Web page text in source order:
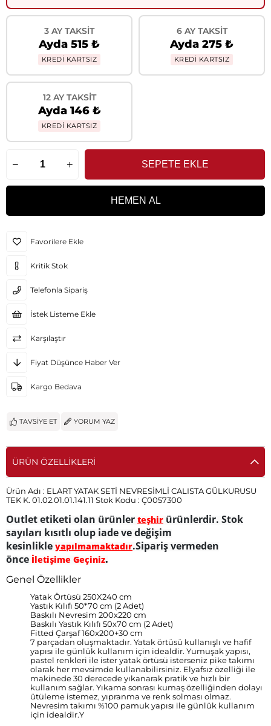
3 AY TAKSIT
Ayda 515 ₺
KREDİ KARTSIZ
6 AY TAKSIT
Ayda 275 ₺
KREDİ KARTSIZ
12 AY TAKSIT
Ayda 146 ₺
KREDİ KARTSIZ
Favorilere Ekle
Kritik Stok
Telefonla Sipariş
İstek Listeme Ekle
Karşılaştır
Fiyat Düşünce Haber Ver
Kargo Bedava
TAVSIYE ET YORUM YAZ
ÜRÜN ÖZELLIKLERI
Ürün Adı : ELART YATAK SETİ NEVRESİMLİ CALISTA GÜLKURUSU
TEK K. 01.02.01.01.141.11 Stok Kodu : Ç0057300
Outlet etiketi olan ürünler teşhir ürünlerdir. Stok
sayıları kısıtlı olup iade ve değişim
kesinlikle yapılmamaktadır.Sipariş vermeden
önce İletişime Geçiniz.
Genel Özellikler
Yatak Örtüsü 250X240 cm
Yastık Kılıfı 50*70 cm (2 Adet)
Baskılı Nevresim 200x220 cm
Baskılı Yastık Kılıfı 50x70 cm (2 Adet)
Fitted Çarşaf 160x200+30 cm
7 parçadan oluşmaktadır. Yatak örtüsü kullanışlı ve hafif
yapısı ile günlük kullanım için idealdir. Yumuşak yapısı,
pastel renkleri ile ister yatak örtüsü isterseniz pike takımı
olarak her mevsimde kullanabilirsiniz. Elyafsız özelliği ile
makinede 30 derecede yıkanarak pratik ve hızlı bir
kullanım sağlar. Yıkama sonrası kumaş özelliğinden dolayı
ütüleme istemez, yıpranma ve renk solması olmaz.
Nevresim takımı %100 pamuk yapısı ile günlük kullanım
için idealdir.Y